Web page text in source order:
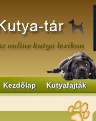
Kezdőlap Kutyafajták